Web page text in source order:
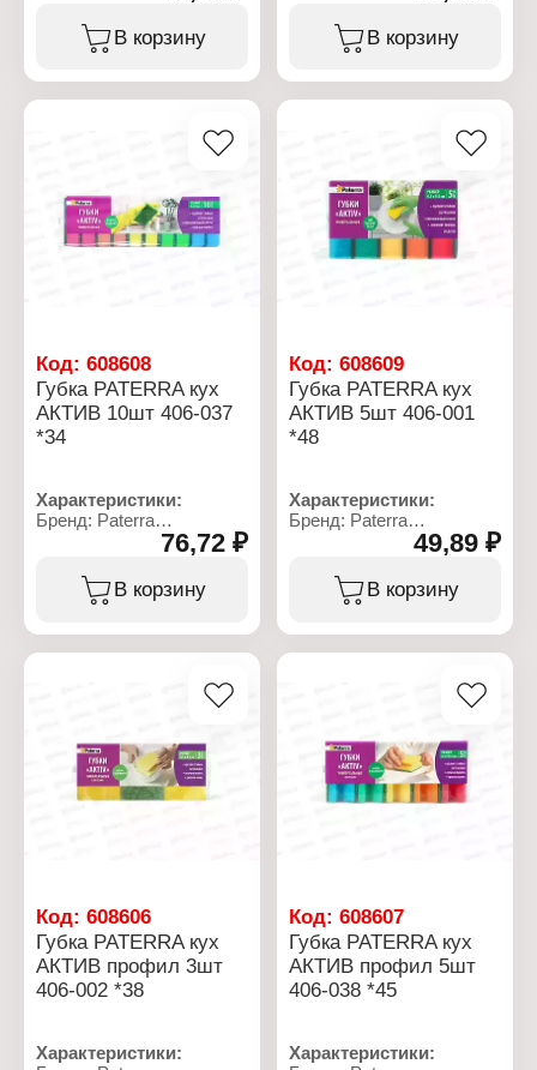
Размер: 15х8х4,5 см
Материал: полиуретан,
деликатная фибра,
искусственная замша
В корзину
Назначение: для уборки
Применение: для
Упаковка: в пакете
В корзину
Код: 608608
Губка PATERRA кух
АКТИВ 10шт 406-037
*34
Характеристики:
Бренд: Paterra
Артикул: 406-037
Назначение: для уборки
Применение:
Материал: полиуретан,
Цвет: микс
Упаковка: в пакете
76,72 ₽
В корзину
Код:608609
Губка PATERRA кух
АКТИВ 5шт 406-001
*48
Характеристики:
Бренд: Paterra
Артикул: 406-001
Назначение: для уборки
Применение:
Материал: полиуретан,
Цвет: микс
Упаковка: в пакете
49,89 ₽
В корзину
Код: 608606
Губка PATERRA кух
АКТИВ профил 3шт
406-002 *38
Характеристики:
Код:608607
Губка PATERRA кух
АКТИВ профил 5шт
406-038 *45
Характеристики: